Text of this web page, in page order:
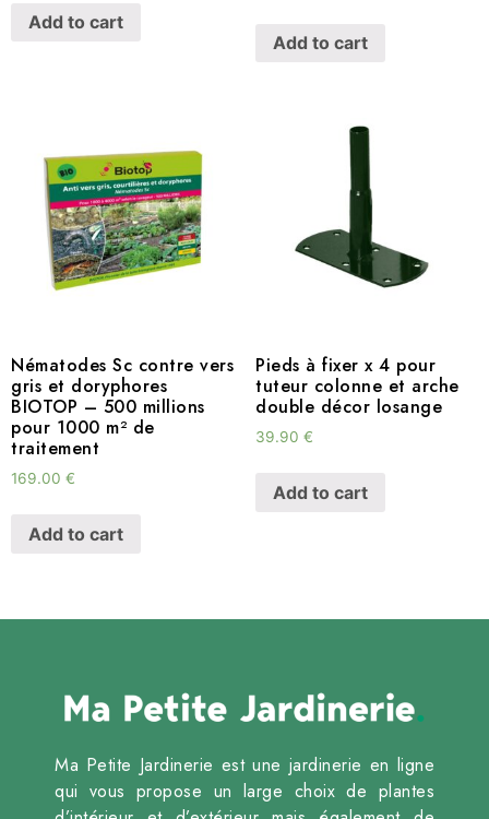
Add to cart
Add to cart
Nématodes Sc contre vers
gris et doryphores
BIOTOP – 500 millions
pour 1000 m² de
traitement
169.00 €
Add to cart
Pieds à fixer x 4 pour
tuteur colonne et arche
double décor losange
39.90 €
Add to cart
Ma Petite Jardinerie est une jardinerie en ligne
qui vous propose un large choix de plantes